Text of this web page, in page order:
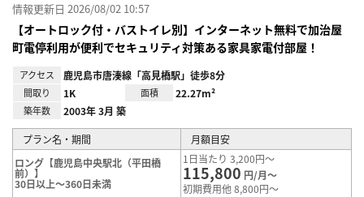
情報更新日 2026/08/02 10:57
【オートロック付・バストイレ別】インターネット無料で加治屋
町電停利用が便利でセキュリティ対策ある家具家電付部屋！
アクセス 鹿児島市唐湊線「高見橋駅」徒歩8分
間取り 1K 面積 22.27m²
築年数 2003年 3月 築
プラン名・期間
月額目安
ロング【鹿児島中央駅北（平田橋
前）】
30日以上～360日未満
1日当たり 3,200円～
115,800 円/月～
初期費用他 8,800円～